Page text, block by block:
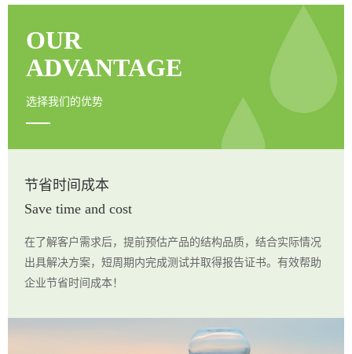
OUR
ADVANTAGE
选择我们的优势
节省时间成本
Save time and cost
在了解客户需求后，提前预估产品的结构品质，结合实际情况
出具解决方案，短周期内完成测试并取得报告证书。有效帮助
企业节省时间成本！